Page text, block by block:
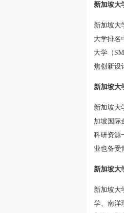
新加坡大
新加坡大
大学排名
大学（
焦创新设
新加坡大
新加坡大
加坡国际
科研资源
业也备受
新加坡大
新加坡大
学、南洋